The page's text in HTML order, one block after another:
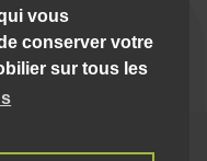
vous
conserver votre
sur tous les